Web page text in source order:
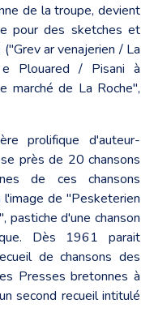
de la troupe, devient
pour des sketches et
ar venajerien / La
e Plouared / Pisani à
marché de La Roche",
prolifique d'auteur-
près de 20 chansons
de ces chansons
de "Pesketerien
pastiche d'une chanson
Dès 1961 parait
de chansons des
Presses bretonnes à
second recueil intitulé